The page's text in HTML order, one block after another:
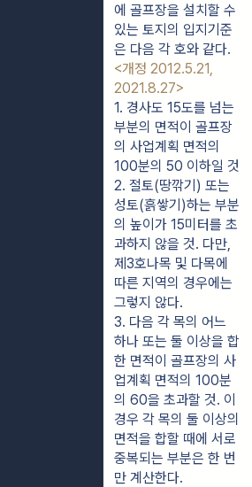
에 골프장을 설치할 수
있는 토지의 입지기준
은 다음 각 호와 같다.
<개정 2012.5.21,
2021.8.27>
1. 경사도 15도를 넘는
부분의 면적이 골프장
의 사업계획 면적의
100분의 50 이하일 것
2. 절토(땅깎기) 또는
성토(흙쌓기)하는 부분
의 높이가 15미터를 초
과하지 않을 것. 다만,
제3호나목 및 다목에
따른 지역의 경우에는
그렇지 않다.
3. 다음 각 목의 어느
하나 또는 둘 이상을 합
한 면적이 골프장의 사
업계획 면적의 100분
의 60을 초과할 것. 이
경우 각 목의 둘 이상의
면적을 합할 때에 서로
중복되는 부분은 한 번
만 계산한다.